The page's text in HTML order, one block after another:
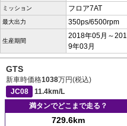
ミッション フロア7AT
最大出力 350ps/6500rpm
生産期間
2018年05月～201
9年03月
GTS
新車時価格1038万円(税込)
JC08
11.4km/L
満タンでどこまで走る？
729.6km